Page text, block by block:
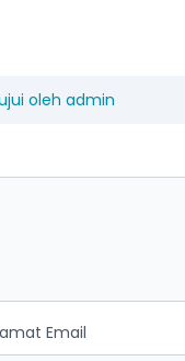
oleh admin
Email